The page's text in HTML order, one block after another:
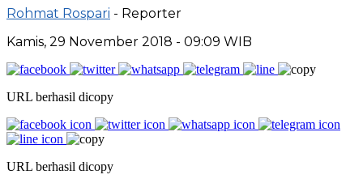
Rohmat Rospari - Reporter
Kamis, 29 November 2018 - 09:09 WIB
URL berhasil dicopy
URL berhasil dicopy